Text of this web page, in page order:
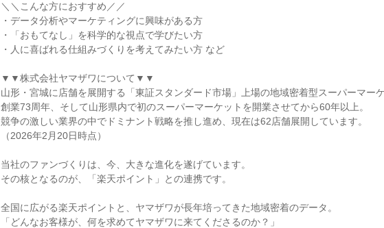
＼＼こんな方におすすめ／／
・データ分析やマーケティングに興味がある方
・「おもてなし」を科学的な視点で学びたい方
・人に喜ばれる仕組みづくりを考えてみたい方 など
▼▼株式会社ヤマザワについて▼▼
山形・宮城に店舗を展開する「東証スタンダード市場」上場の地域密着型スーパーマーケ
創業73周年、そして山形県内で初のスーパーマーケットを開業させてから60年以上。
競争の激しい業界の中でドミナント戦略を推し進め、現在は62店舗展開しています。
（2026年2月20日時点）
当社のファンづくりは、今、大きな進化を遂げています。
その核となるのが、「楽天ポイント」との連携です。
全国に広がる楽天ポイントと、ヤマザワが長年培ってきた地域密着のデータ。
「どんなお客様が、何を求めてヤマザワに来てくださるのか？」